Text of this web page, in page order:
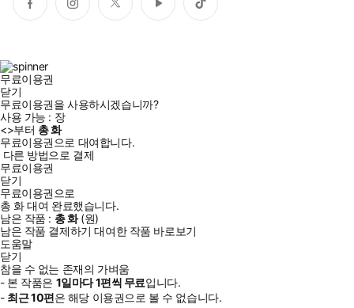
페
이
인
스
트
위
유
튜
틱
톡
무료이용권
닫기
무료이용권을 사용하시겠습니까?
사용 가능 : 장
<>부터 총화
무료이용권으로 대여합니다.
다른 방법으로 결제
무료이용권
닫기
무료이용권으로
총 화대여 완료했습니다.
남은 작품 : 총화(원)
남은 작품 결제하기 대여한 작품 바로보기
도움말
닫기
참을 수 없는 존재의 가벼움
- 본 작품은 1일마다1편씩 무료입니다.
- 최근10편은 해당 이용권으로 볼 수 없습니다.